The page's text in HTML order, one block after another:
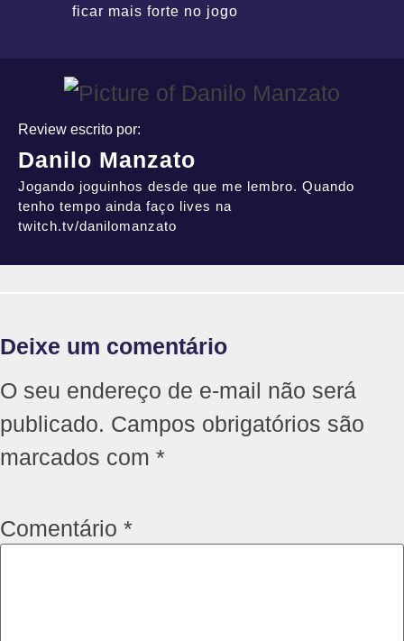
ficar mais forte no jogo
Review escrito por:
Danilo Manzato
Jogando joguinhos desde que me lembro. Quando
tenho tempo ainda faço lives na
twitch.tv/danilomanzato
Deixe um comentário
O seu endereço de e-mail não será
publicado. Campos obrigatórios são
marcados com *
Comentário *